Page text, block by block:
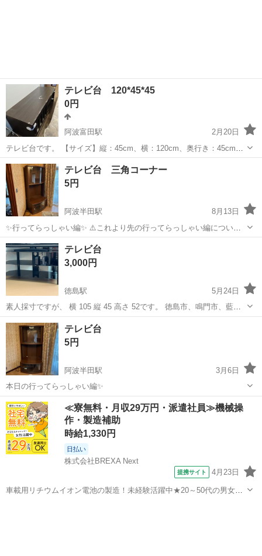
テレビ台 120*45*45
0円
阿波富田駅
2月20日
テレビ台です。 【サイズ】縦：45cm、横：120cm、奥行き：45cm
（大体です） 【傷などの状態】写真の通り、テープ跡や剥がれ多数で
す。 またチャイルドロックかけてますので、必要なければ取り外して
おきます。 【アピー...
徳島 徳島市 阿波富田駅 収納家具
テレビ台 三角コーナー
5円
阿波半田駅
8月13日
✨行ってらっしゃい編✨ ⚠️これより先の行ってらっしゃい編について
の御協力と御理解について⚠️ 行ってらっしゃい編は今までは全て無料
にてお渡しをさせていただいてましたが、この度、『地産地葬・ちさ
んちそう』ビジネスと同様に未来...
徳島 美馬郡 阿波半田駅
テレビ台
3,000円
徳島駅
5月24日
素人採寸ですが、 横 105 縦 45 高さ 52です。 徳島市、鳴門市、藍住
あたりであれば受け渡し可能です。 基本は土日の受け渡しです。 日
程、場所はご相談ください。 よろしくお願いします🙇‍♀️
徳島 徳島市 徳島駅
テレビ台
5円
阿波半田駅
3月6日
本日の行ってらっしゃい編✨
徳島 美馬郡 阿波半田駅 収納家具
≪寮無料・月収29万円・派遣社員≫機械操
作・製造補助
時給1,330円
日払い
株式会社BREXA Next
提携サイト 4月23日
車載用リチウムイオン電池の製造！未経験活躍中★20～50代の男女活